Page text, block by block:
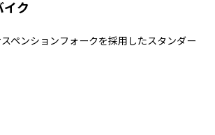
イク
ペンションフォークを採用したスタンダー